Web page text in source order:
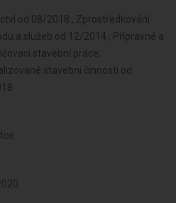
od 08/2018 , Zprostředkování
a služeb od 12/2014 , Přípravné a
stavební práce,
stavební činnosti od